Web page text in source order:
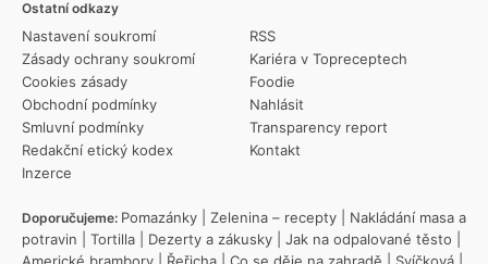
Ostatní odkazy
Nastavení soukromí
Zásady ochrany soukromí
Cookies zásady
Obchodní podmínky
Smluvní podmínky
Redakční etický kodex
Inzerce
RSS
Kariéra v Topreceptech
Foodie
Nahlásit
Transparency report
Kontakt
Doporučujeme: Pomazánky Zelenina – recepty
Nakládání masa a
potravin
Tortilla Dezerty a zákusky Jak na odpalované těsto